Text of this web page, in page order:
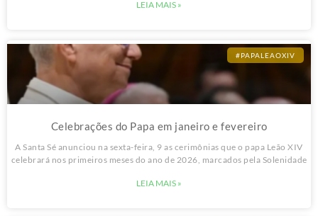
#PAPALEAOXIV
Celebrações do Papa em janeiro e fevereiro
A Santa Sé anunciou na sexta-feira, 9 as cerimônias que o papa Leão XIV